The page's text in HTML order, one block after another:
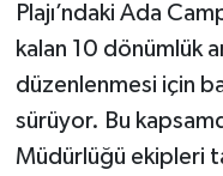
Plajı’ndaki Ada
kalan 10 dönümlük
düzenlenmesi için
sürüyor. Bu
Müdürlüğü ekipleri